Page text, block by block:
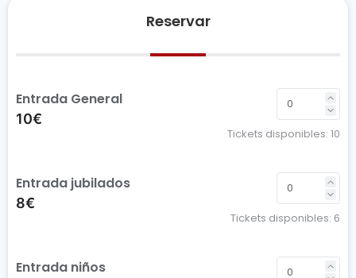
Reservar
Entrada General
10€
Tickets disponibles: 10
Entrada jubilados
8€
Tickets disponibles: 6
Entrada niños